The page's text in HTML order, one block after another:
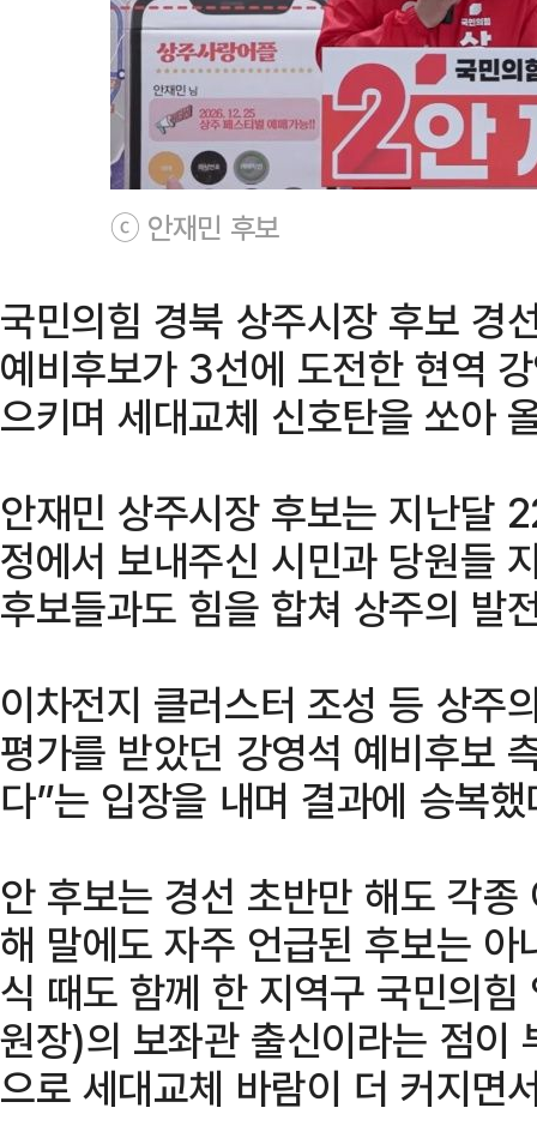
ⓒ 안재민 후보
국민의힘 경북 상주시장 후보 경
예비후보가 3선에 도전한 현역
으키며 세대교체 신호탄을 쏘아
안재민 상주시장 후보는 지난달
정에서 보내주신 시민과 당원들
후보들과도 힘을 합쳐 상주의 발
이차전지 클러스터 조성 등 상주
평가를 받았던 강영석 예비후보
다”는 입장을 내며 결과에 승복했
안 후보는 경선 초반만 해도 각
해 말에도 자주 언급된 후보는
식 때도 함께 한 지역구 국민의
원장)의 보좌관 출신이라는 점
으로 세대교체 바람이 더 커지면